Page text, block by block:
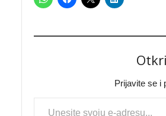
Prijavite se i
Type your email…